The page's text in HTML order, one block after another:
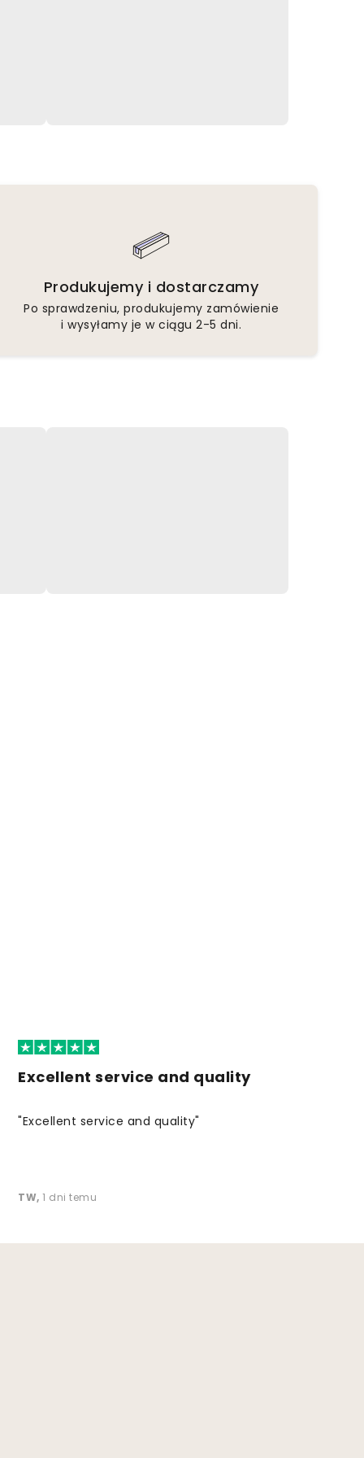
Produkujemy i dostarczamy
Po sprawdzeniu, produkujemy zamówienie
i wysyłamy je w ciągu 2-5 dni.
Excellent service and quality
"Excellent service and quality"
TW, 1 dni temu